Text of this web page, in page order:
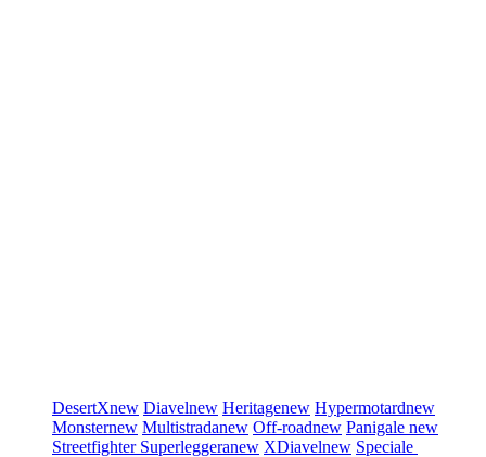
DesertXnew Diavelnew Heritagenew Hypermotardnew
Monsternew Multistradanew Off-roadnew Panigale new
Streetfighter Superleggeranew XDiavelnew Speciale